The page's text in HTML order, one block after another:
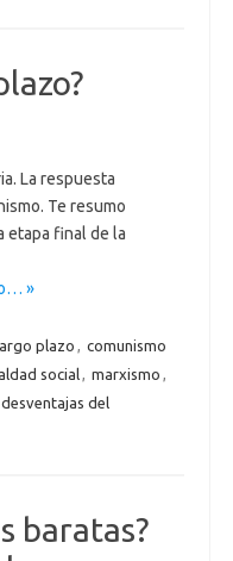
La respuesta
Te resumo
etapa final de la
»
plazo , comunismo
social, marxismo ,
del
baratas?